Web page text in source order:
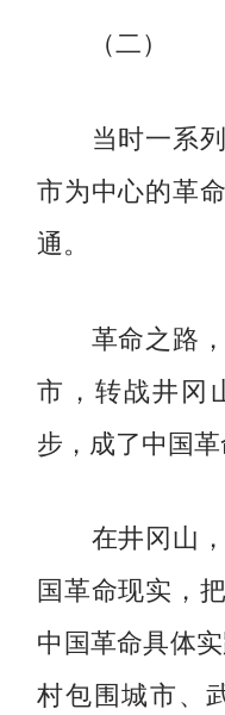
（二）
当时一系列
市为中心的革
通。
革命之路，
市，转战井冈
步，成了中国革
在井冈山，
国革命现实，
中国革命具体
村包围城市、